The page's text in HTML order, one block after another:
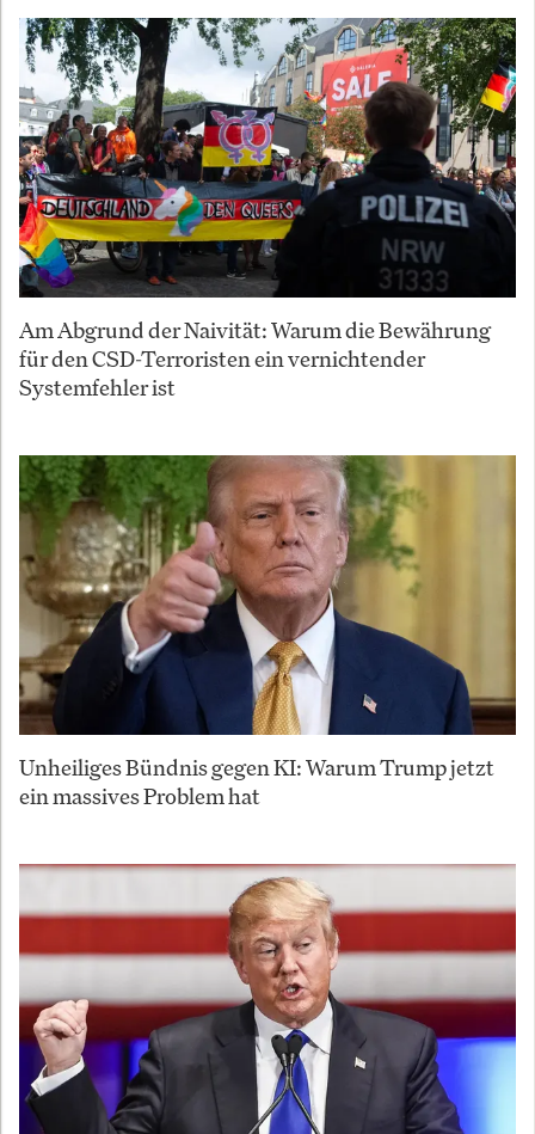
Am Abgrund der Naivität: Warum die Bewährung
für den CSD-Terroristen ein vernichtender
Systemfehler ist
Unheiliges Bündnis gegen KI: Warum Trump jetzt
ein massives Problem hat